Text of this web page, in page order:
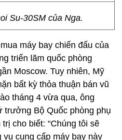
Su-30SM của Nga.
máy bay chiến đấu của
triển lãm quốc phòng
Moscow. Tuy nhiên, Mỹ
bất kỳ thỏa thuận bán vũ
tháng 4 vừa qua, ông
trưởng Bộ Quốc phòng phụ
cho biết: “Chúng tôi sẽ
cung cấp máy bay này